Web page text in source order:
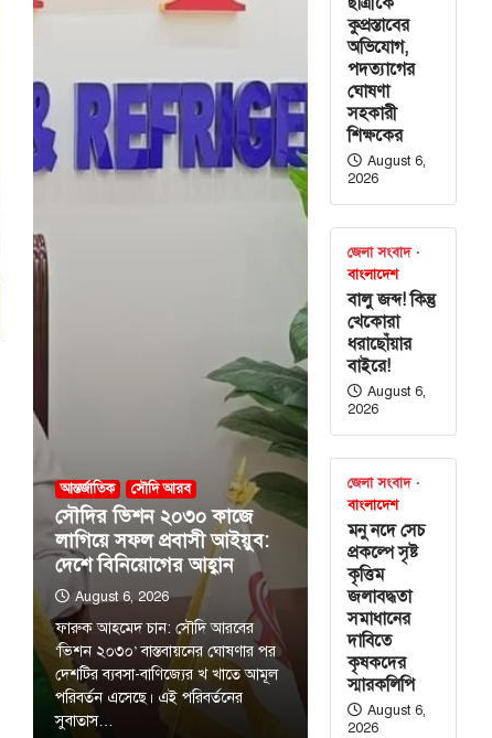
আন্তর্জাতিক সৌদি আরব
সৌদির ভিশন ২০৩০ কাজে
লাগিয়ে সফল প্রবাসী আইয়ুব:
দেশে বিনিয়োগের আহ্বান
August 6, 2026
ফারুক আহমেদ চান: সৌদি আরবের
‘ভিশন ২০৩০’ বাস্তবায়নের ঘোষণার পর
দেশটির ব্যবসা-বাণিজ্যের খ খাতে আমূল
পরিবর্তন এসেছে। এই পরিবর্তনের
সুবাতাস…
কুপ্রস্তাবের
অভিযোগ,
পদত্যাগের
ঘোষণা
সহকারী
শিক্ষকের
August 6,
2026
জেলা সংবাদ
বাংলাদেশ
বালু জব্দ! কিন্তু
খেকোরা
ধরাছোঁয়ার
বাইরে!
August 6,
2026
জেলা সংবাদ
বাংলাদেশ
মনু নদে সেচ
প্রকল্পে সৃষ্ট
কৃত্তিম
জলাবদ্ধতা
সমাধানের
দাবিতে
কৃষকদের
স্মারকলিপি
August 6,
2026